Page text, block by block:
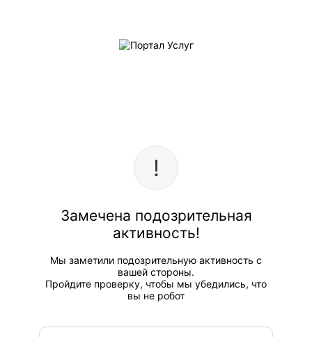
Замечена подозрительная
активность!
Мы заметили подозрительную активность с
вашей стороны.
Пройдите проверку, чтобы мы убедились, что
вы не робот